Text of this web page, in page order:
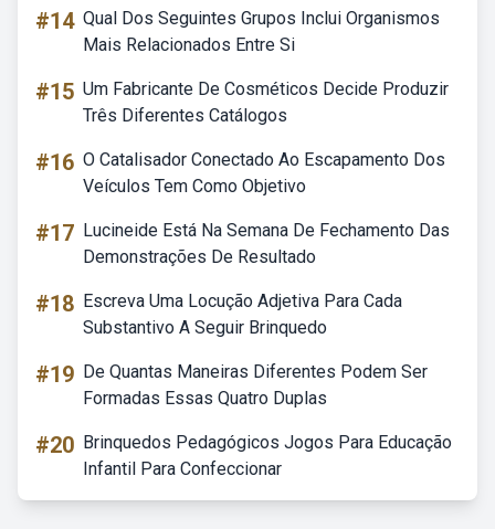
#14 Qual Dos Seguintes Grupos Inclui Organismos
Mais Relacionados Entre Si
#15 Um Fabricante De Cosméticos Decide Produzir
Três Diferentes Catálogos
#16 O Catalisador Conectado Ao Escapamento Dos
Veículos Tem Como Objetivo
#17 Lucineide Está Na Semana De Fechamento Das
Demonstrações De Resultado
#18 Escreva Uma Locução Adjetiva Para Cada
Substantivo A Seguir Brinquedo
#19 De Quantas Maneiras Diferentes Podem Ser
Formadas Essas Quatro Duplas
#20 Brinquedos Pedagógicos Jogos Para Educação
Infantil Para Confeccionar